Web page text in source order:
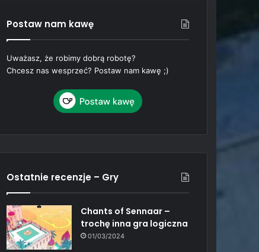
Postaw nam kawę
Uważasz, że robimy dobrą robotę?
Chcesz nas wesprzeć? Postaw nam kawę ;)
Ostatnie recenzje – Gry
Chants of Sennaar –
trochę inna gra logiczna
01/03/2024